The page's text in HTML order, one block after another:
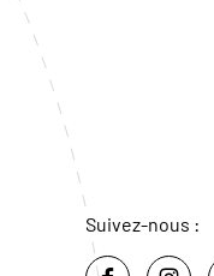
Suivez-nous :